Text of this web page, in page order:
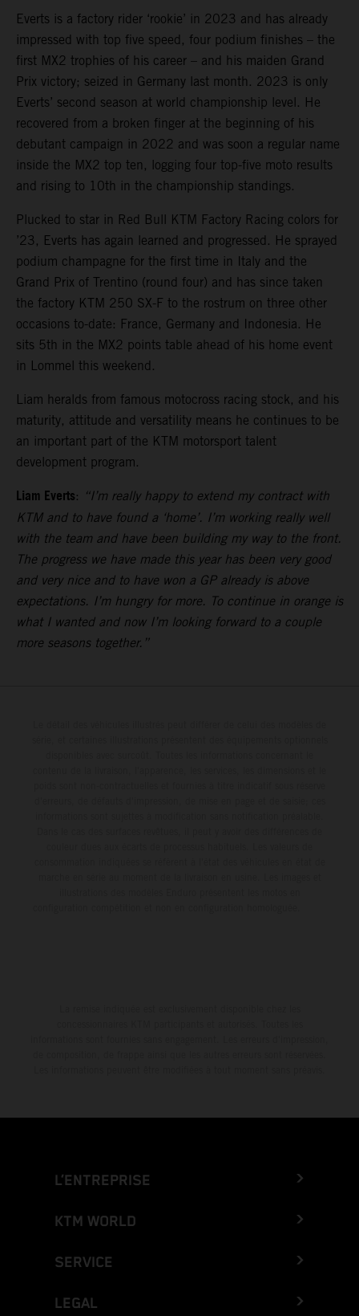
Everts is a factory rider ‘rookie’ in 2023 and has already
impressed with top five speed, four podium finishes – the
first MX2 trophies of his career – and his maiden Grand
Prix victory; seized in Germany last month. 2023 is only
Everts’ second season at world championship level. He
recovered from a broken finger at the beginning of his
debutant campaign in 2022 and was soon a regular name
inside the MX2 top ten, logging four top-five moto results
and rising to 10th in the championship standings.
Plucked to star in Red Bull KTM Factory Racing colors for
’23, Everts has again learned and progressed. He sprayed
podium champagne for the first time in Italy and the
Grand Prix of Trentino (round four) and has since taken
the factory KTM 250 SX-F to the rostrum on three other
occasions to-date: France, Germany and Indonesia. He
sits 5th in the MX2 points table ahead of his home event
in Lommel this weekend.
Liam heralds from famous motocross racing stock, and his
maturity, attitude and versatility means he continues to be
an important part of the KTM motorsport talent
development program.
Liam Everts: “I’m really happy to extend my contract with
KTM and to have found a ‘home’. I’m working really well
with the team and have been building my way to the front.
The progress we have made this year has been very good
and very nice and to have won a GP already is above
expectations. I’m hungry for more. To continue in orange is
what I wanted and now I’m looking forward to a couple
more seasons together.”
L’ENTREPRISE
KTM WORLD
SERVICE
LEGAL